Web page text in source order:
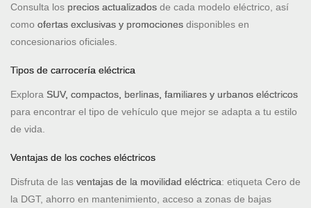
Consulta los precios actualizados de cada modelo eléctrico, así
como ofertas exclusivas y promociones disponibles en
concesionarios oficiales.
Tipos de carrocería eléctrica
Explora SUV, compactos, berlinas, familiares y urbanos eléctricos
para encontrar el tipo de vehículo que mejor se adapta a tu estilo
de vida.
Ventajas de los coches eléctricos
Disfruta de las ventajas de la movilidad eléctrica: etiqueta Cero de
la DGT, ahorro en mantenimiento, acceso a zonas de bajas